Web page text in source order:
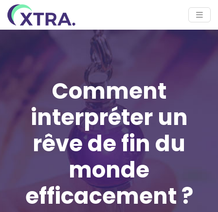
Comment
interpréter un
rêve de fin du
monde
efficacement ?